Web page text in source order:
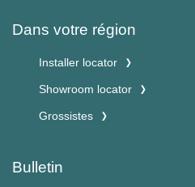
Dans votre région
Installer locator
Showroom locator
Grossistes
Bulletin